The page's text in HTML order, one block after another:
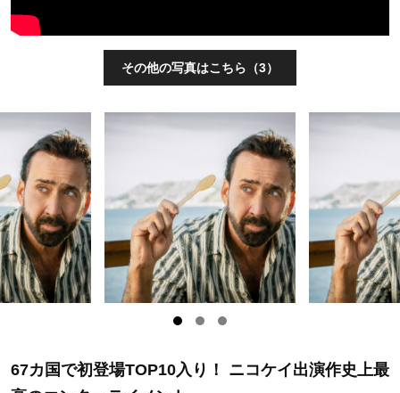
その他の写真はこちら（3）
67カ国で初登場TOP10入り！ ニコケイ出演作史上最